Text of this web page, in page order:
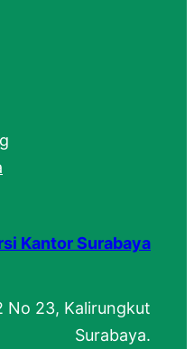
Kantor Surabaya
No 23, Kalirungkut
Surabaya.